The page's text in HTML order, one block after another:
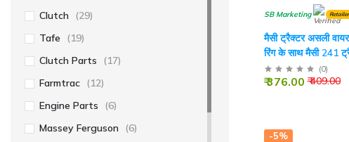
Clutch (29)
Tafe
(19)
Clutch Parts
(17)
Farmtrac (12)
Engine Parts
(6)
Massey Ferguson (6)
SB Marketing Retailer
मैसी ट्रैक्टर असली
रिंग के साथ मैसी 241
(0)
₹ 409.00
₹ 376.00
-5%